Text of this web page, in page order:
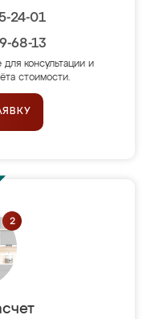
24-01
68-13
для консультации и
стоимости.